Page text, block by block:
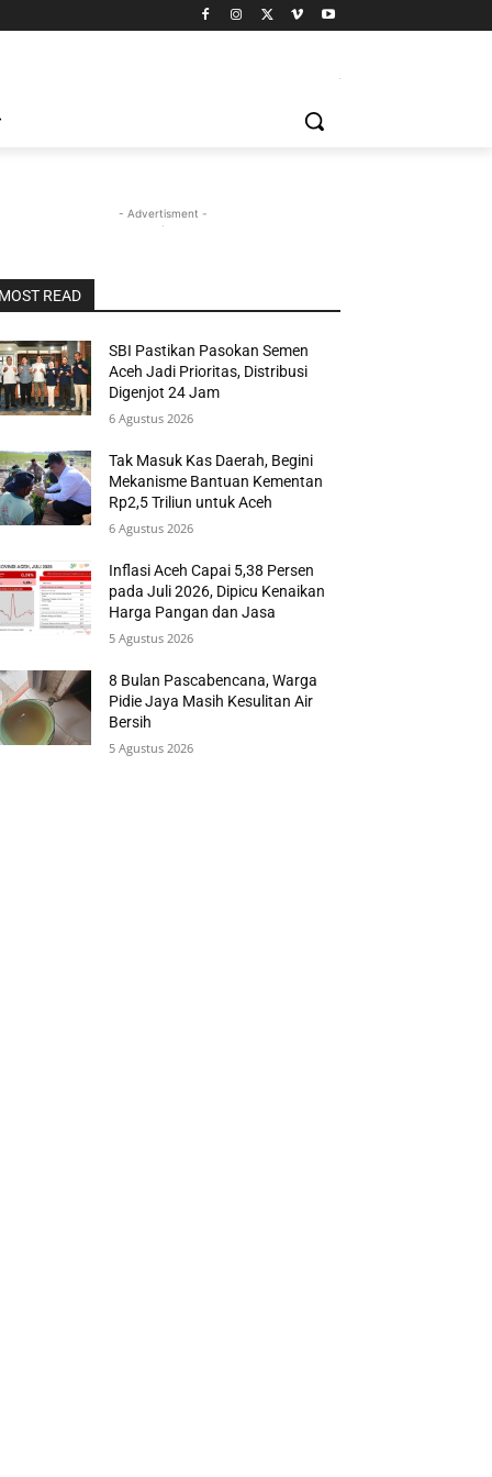
- Advertisment -
READ
SBI Pastikan Pasokan Semen
Aceh Jadi Prioritas, Distribusi
Digenjot 24 Jam
6 Agustus 2026
Tak Masuk Kas Daerah, Begini
Mekanisme Bantuan Kementan
Rp2,5 Triliun untuk Aceh
6 Agustus 2026
Inflasi Aceh Capai 5,38 Persen
pada Juli 2026, Dipicu Kenaikan
Harga Pangan dan Jasa
5 Agustus 2026
8 Bulan Pascabencana, Warga
Pidie Jaya Masih Kesulitan Air
Bersih
5 Agustus 2026